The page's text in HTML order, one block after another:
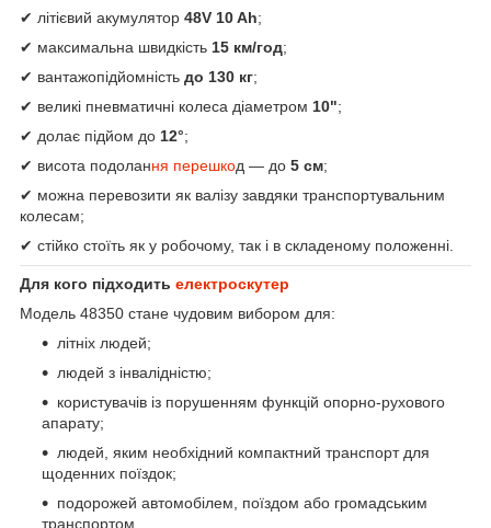
✔ літієвий акумулятор 48V 10 Ah;
✔ максимальна швидкість 15 км/год;
✔ вантажопідйомність до 130 кг;
✔ великі пневматичні колеса діаметром 10";
✔ долає підйом до 12°;
✔ висота подолання перешкод — до 5 см;
✔ можна перевозити як валізу завдяки транспортувальним
колесам;
✔ стійко стоїть як у робочому, так і в складеному положенні.
Для кого підходить електроскутер
Модель 48350 стане чудовим вибором для:
літніх людей;
людей з інвалідністю;
користувачів із порушенням функцій опорно-рухового
апарату;
людей, яким необхідний компактний транспорт для
щоденних поїздок;
подорожей автомобілем, поїздом або громадським
транспортом.